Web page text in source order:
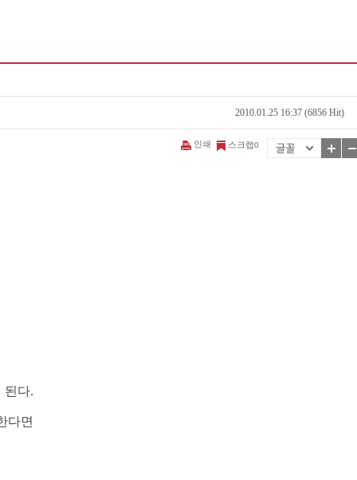
2010.01.25 16:37 (6856 Hit)
인쇄 스크랩0
된다.
다면